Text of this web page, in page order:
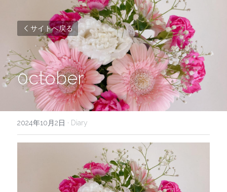
サイトへ戻る
0ctober
2024年10月2日 · Diary